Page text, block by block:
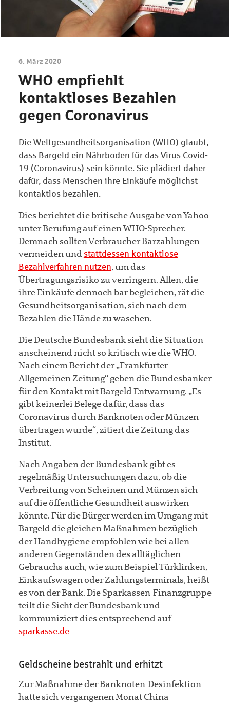
6. März 2020
WHO empfiehlt
kontaktloses Bezahlen
gegen Coronavirus
Die Weltgesundheitsorganisation (WHO) glaubt,
dass Bargeld ein Nährboden für das Virus Covid-
19 (Coronavirus) sein könnte. Sie plädiert daher
dafür, dass Menschen ihre Einkäufe möglichst
kontaktlos bezahlen.
Dies berichtet die britische Ausgabe von Yahoo
unter Berufung auf einen WHO-Sprecher.
Demnach sollten Verbraucher Barzahlungen
vermeiden und stattdessen kontaktlose
Bezahlverfahren nutzen, um das
Übertragungsrisiko zu verringern. Allen, die
ihre Einkäufe dennoch bar begleichen, rät die
Gesundheitsorganisation, sich nach dem
Bezahlen die Hände zu waschen.
Die Deutsche Bundesbank sieht die Situation
anscheinend nicht so kritisch wie die WHO.
Nach einem Bericht der „Frankfurter
Allgemeinen Zeitung“ geben die Bundesbanker
für den Kontakt mit Bargeld Entwarnung. „Es
gibt keinerlei Belege dafür, dass das
Coronavirus durch Banknoten oder Münzen
übertragen wurde“, zitiert die Zeitung das
Institut.
Nach Angaben der Bundesbank gibt es
regelmäßig Untersuchungen dazu, ob die
Verbreitung von Scheinen und Münzen sich
auf die öffentliche Gesundheit auswirken
könnte. Für die Bürger werden im Umgang mit
Bargeld die gleichen Maßnahmen bezüglich
der Handhygiene empfohlen wie bei allen
anderen Gegenständen des alltäglichen
Gebrauchs auch, wie zum Beispiel Türklinken,
Einkaufswagen oder Zahlungsterminals, heißt
es von der Bank. Die Sparkassen-Finanzgruppe
teilt die Sicht der Bundesbank und
kommuniziert dies entsprechend auf
sparkasse.de
Geldscheine bestrahlt und erhitzt
Zur Maßnahme der Banknoten-Desinfektion
hatte sich vergangenen Monat China